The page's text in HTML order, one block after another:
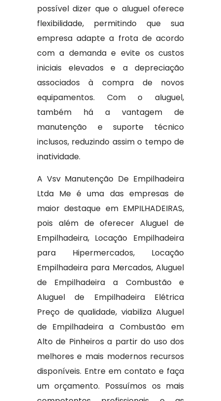
possível dizer que o aluguel oferece
flexibilidade, permitindo que sua
empresa adapte a frota de acordo
com a demanda e evite os custos
iniciais elevados e a depreciação
associados à compra de novos
equipamentos. Com o aluguel,
também há a vantagem de
manutenção e suporte técnico
inclusos, reduzindo assim o tempo de
inatividade.
A Vsv Manutenção De Empilhadeira
Ltda Me é uma das empresas de
maior destaque em EMPILHADEIRAS,
pois além de oferecer Aluguel de
Empilhadeira, Locação Empilhadeira
para Hipermercados, Locação
Empilhadeira para Mercados, Aluguel
de Empilhadeira a Combustão e
Aluguel de Empilhadeira Elétrica
Preço de qualidade, viabiliza Aluguel
de Empilhadeira a Combustão em
Alto de Pinheiros a partir do uso dos
melhores e mais modernos recursos
disponíveis. Entre em contato e faça
um orçamento. Possuímos os mais